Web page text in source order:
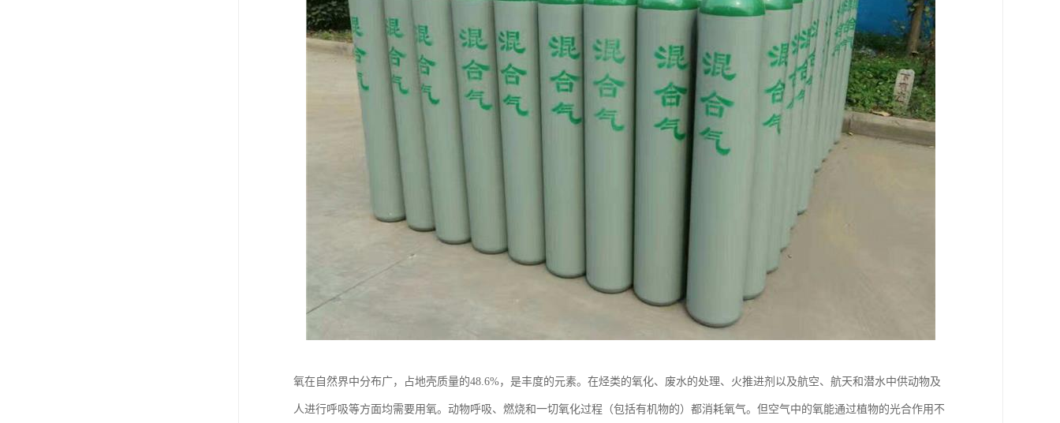
氧在自然界中分布广，占地壳质量的48.6%，是丰度的元素。在烃类的氧化、废水的处理、火推进剂以及航空、航天和潜水中供动物及
人进行呼吸等方面均需要用氧。动物呼吸、燃烧和一切氧化过程（包括有机物的）都消耗氧气。但空气中的氧能通过植物的光合作用不